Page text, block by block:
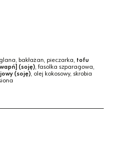
bakłażan, pieczarka, tofu
(soję), fasolka szparagowa,
(soję), olej kokosowy, skrobia